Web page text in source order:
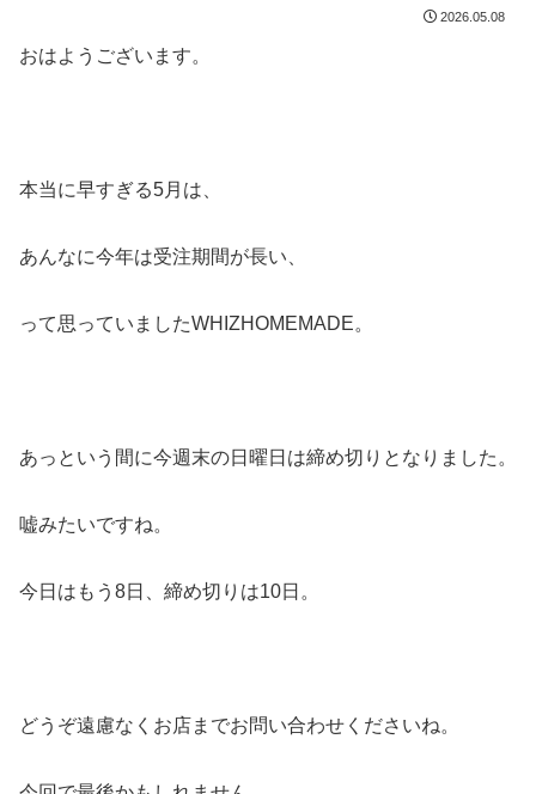
2026.05.08
おはようございます。
本当に早すぎる5月は、
あんなに今年は受注期間が長い、
って思っていましたWHIZHOMEMADE。
あっという間に今週末の日曜日は締め切りとなりました。
嘘みたいですね。
今日はもう8日、締め切りは10日。
どうぞ遠慮なくお店までお問い合わせくださいね。